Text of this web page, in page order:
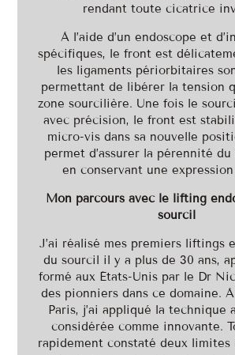
rendant toute cicatrice
À l’aide d’un endoscope et
spécifiques, le front est
les ligaments périorbitaires
permettant de libérer la tension
zone sourcilière. Une fois le
avec précision, le front est
micro-vis dans sa nouvelle
permet d’assurer la pérennité
en conservant une
Mon parcours avec le lifting
sourcil
J’ai réalisé mes premiers liftings
du sourcil il y a plus de 30 ans,
formé aux États-Unis par le Dr
des pionniers dans ce domaine.
Paris, j’ai appliqué la technique
considérée comme innovante.
rapidement constaté deux limites